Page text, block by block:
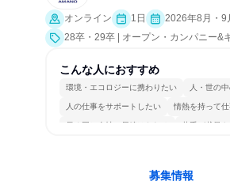
オンライン 1日
2026年8月・9
28卒・29卒 | オープン・カンパニー&
こんな人におすすめ
環境・エコロジーに携わりたい 人・世の
人の仕事をサポートしたい 情熱を持って
長く同じ会社に居続けられる 若手が裁量
募集情報